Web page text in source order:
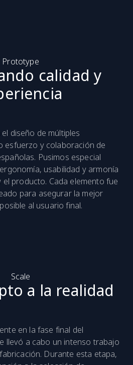
Prototype
calidad y
diseño de múltiples
esfuerzo y colaboración de
Pusimos especial
usabilidad y armonía
producto. Cada elemento fue
para asegurar la mejor
al usuario final.
Scale
a la realidad
en la fase final del
llevó a cabo un intenso trabajo
Durante esta etapa,